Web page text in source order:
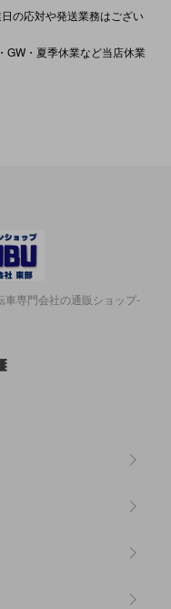
の応対や発送業務はござい
GW・夏季休業など当店休業
車専門会社の通販ショップ-